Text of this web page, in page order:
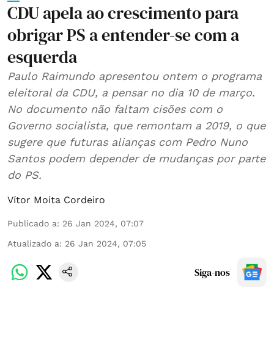
CDU apela ao crescimento para
obrigar PS a entender-se com a
esquerda
Paulo Raimundo apresentou ontem o programa
eleitoral da CDU, a pensar no dia 10 de março.
No documento não faltam cisões com o
Governo socialista, que remontam a 2019, o que
sugere que futuras alianças com Pedro Nuno
Santos podem depender de mudanças por parte
do PS.
Vítor Moita Cordeiro
Publicado a: 26 Jan 2024, 07:07
Atualizado a: 26 Jan 2024, 07:05
Siga-nos